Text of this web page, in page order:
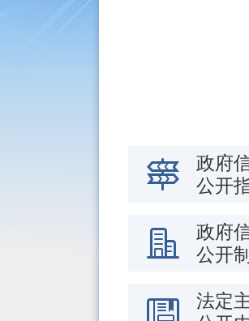
政府
公开
政府
公开
法定